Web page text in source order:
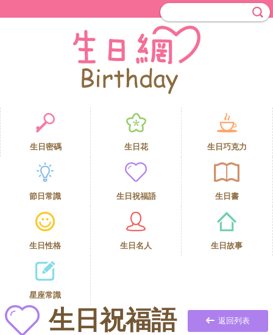
生日密碼 生日花 生日巧克力
節日常識 生日祝福語 生日書
生日性格 生日名人 生日故事
星座常識
生日祝福語 返回列表